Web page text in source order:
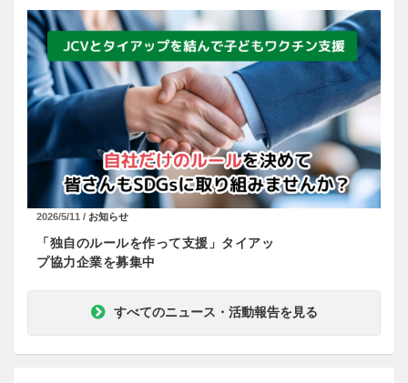
2026/5/11 / お知らせ
「独自のルールを作って支援」タイアッ
プ協力企業を募集中
すべてのニュース・活動報告を見る